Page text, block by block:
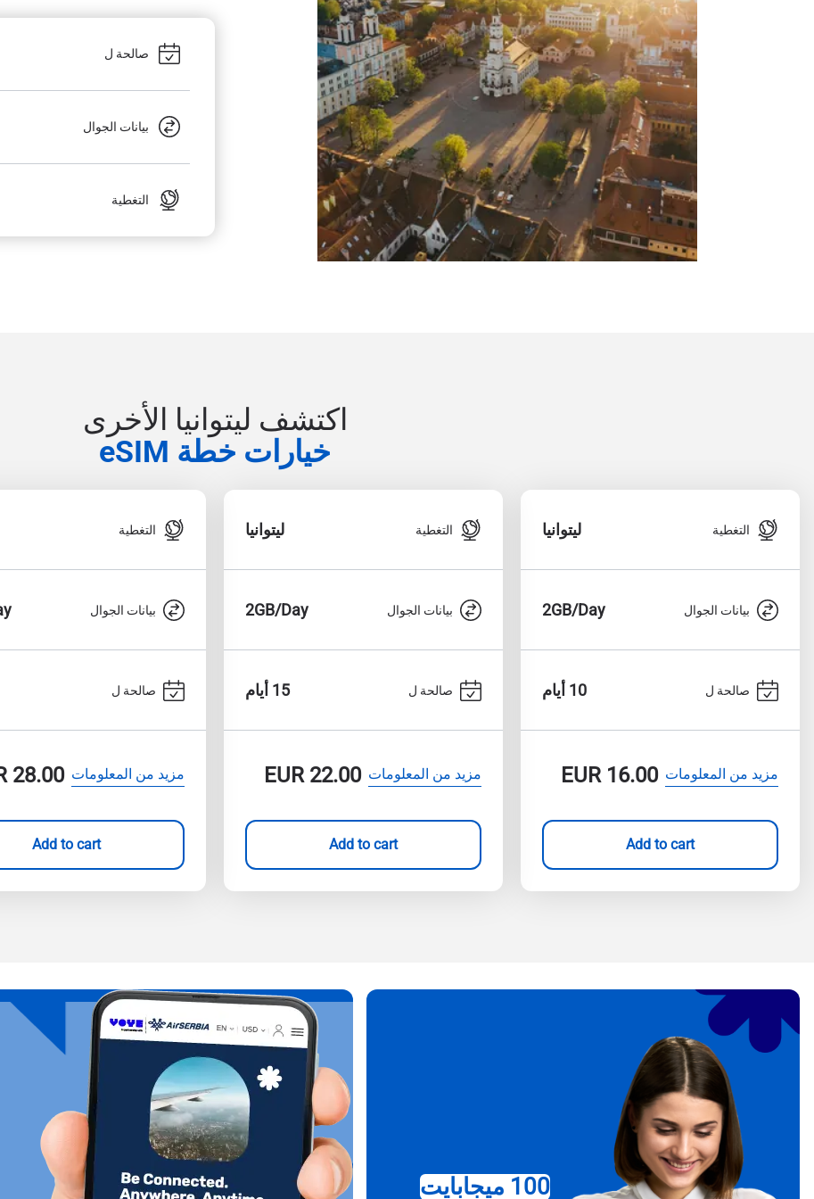
صالحة ل
بيانات الجوال
التغطية
اكتشف ليتوانيا الأخرى
خيارات خطة eSIM
التغطية ليتوانيا
بيانات الجوال 2GB/Day
صالحة ل 10 أيام
مزيد من المعلومات EUR16.00
Add to cart
التغطية ليتوانيا
بيانات الجوال 2GB/Day
صالحة ل 15 أيام
مزيد من المعلومات EUR22.00
Add to cart
التغطية
بيانات الجوال
صالحة ل
مزيد من المعلومات 28.00
Add to cart
100 ميجابايت